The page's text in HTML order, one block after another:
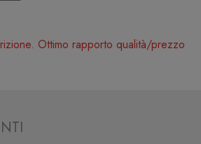
Ottimo rapporto qualità/prezzo